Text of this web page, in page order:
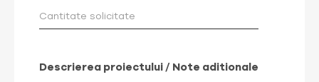
Descrierea proiectului / Note aditionale